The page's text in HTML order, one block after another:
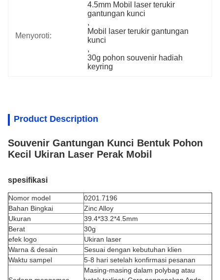
Menyoroti:
4.5mm Mobil laser terukir
gantungan kunci
,
Mobil laser terukir gantungan
kunci
,
30g pohon souvenir hadiah
keyring
Product Description
Souvenir Gantungan Kunci Bentuk Pohon
Kecil Ukiran Laser Perak Mobil
spesifikasi
Nomor model
0201.7196
Bahan Bingkai
Zinc Alloy
Ukuran
39.4*33.2*4.5mm
Berat
30g
efek logo
Ukiran laser
Warna & desain
Sesuai dengan kebutuhan klien
Waktu sampel
5-8 hari setelah konfirmasi pesanan
Masing-masing dalam polybag atau